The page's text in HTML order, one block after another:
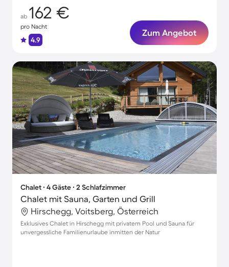
ab 162 €
pro Nacht
4.9
Zum Angebot
Chalet ∙ 4 Gäste ∙ 2 Schlafzimmer
Chalet mit Sauna, Garten und Grill
Hirschegg, Voitsberg, Österreich
Exklusives Chalet in Hirschegg mit privatem Pool und Sauna für
unvergessliche Familienurlaube inmitten der Natur